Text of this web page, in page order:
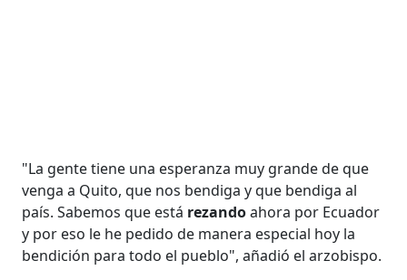
"La gente tiene una esperanza muy grande de que
venga a Quito, que nos bendiga y que bendiga al
país. Sabemos que está rezandoahora por Ecuador
y por eso le he pedido de manera especial hoy la
bendición para todo el pueblo", añadió el arzobispo.